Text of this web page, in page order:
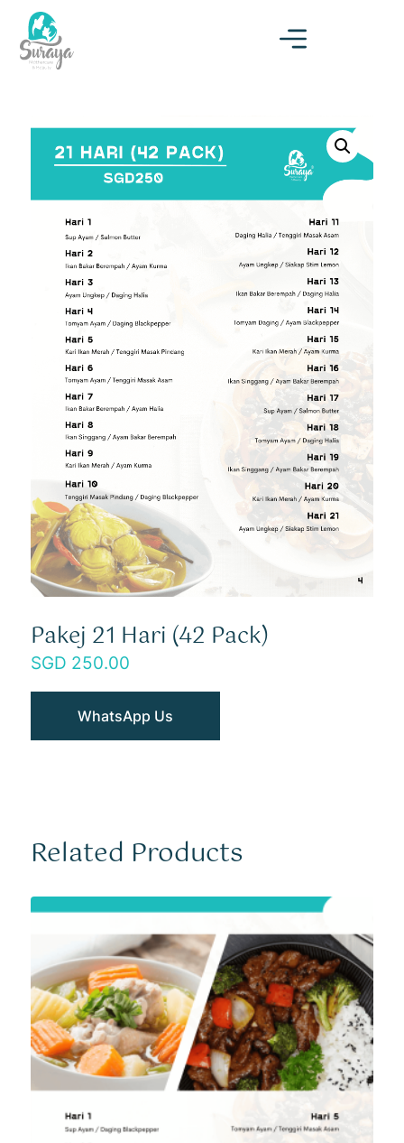
Pakej 21 Hari (42 Pack)
250.00
WhatsApp Us
Related Products